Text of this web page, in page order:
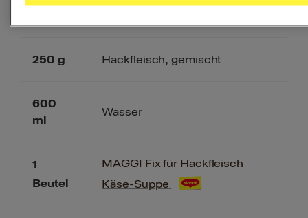
1 TL
250 g
600
ml
1
Beutel
Hackfleisch, gemischt
Wasser
MAGGI Fix für Hackfleisch
Käse-Suppe